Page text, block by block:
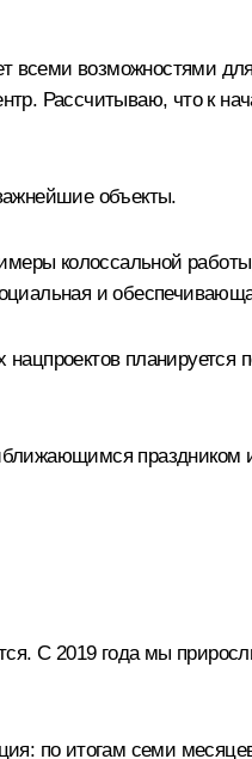
всеми возможностями
Рассчитываю, что к
объекты.
колоссальной
и
планируется
праздником
С 2019 года мы
по итогам семи